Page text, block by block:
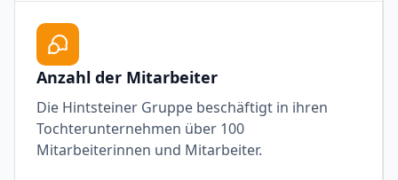
Anzahl der Mitarbeiter
Die Hintsteiner Gruppe beschäftigt in ihren
Tochterunternehmen über 100
Mitarbeiterinnen und Mitarbeiter.